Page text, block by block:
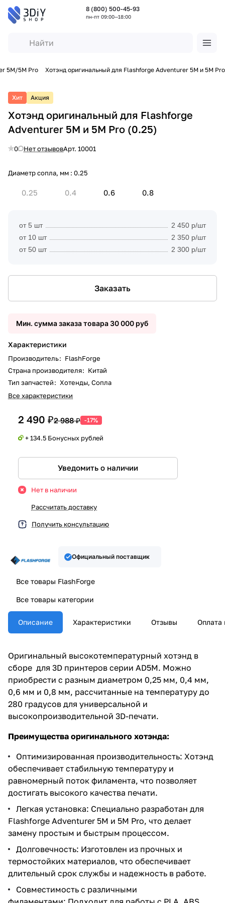
8 (800) 500-45-93
пн-пт 09:00—18:00
5M/5M Pro Хотэнд оригинальный для Flashforge Adventurer 5M и 5M Pro
Хит Акция
Хотэнд оригинальный для Flashforge
Adventurer 5M и 5M Pro (0.25)
0 Нет отзывовАрт. 10001
Диаметр сопла, мм : 0.25
0.25 0.4 0.6 0.8
от 5 шт
2 450 р/шт
от 10 шт
2 350 р/шт
от 50 шт
2 300 р/шт
Заказать
Мин. сумма заказа товара 30 000 руб
Характеристики
Производитель: FlashForge
Страна производителя: Китай
Тип запчастей: Хотенды, Сопла
Все характеристики
2 490 ₽2 988 ₽ -17%
+ 134.5 Бонусных рублей
Уведомить о наличии
Нет в наличии
Рассчитать доставку
Получить консультацию
Официальный поставщик
Все товары FlashForge
Все товары категории
Описание Характеристики Отзывы Оплата
Оригинальный высокотемпературный хотэнд в
сборе для 3D принтеров серии AD5M. Можно
приобрести с разным диаметром 0,25 мм, 0,4 мм,
0,6 мм и 0,8 мм, рассчитанные на температуру до
280 градусов для универсальной и
высокопроизводительной 3D-печати.
Преимущества оригинального хотэнда:
Оптимизированная производительность: Хотэнд
обеспечивает стабильную температуру и
равномерный поток филамента, что позволяет
достигать высокого качества печати.
Легкая установка: Специально разработан для
Flashforge Adventurer 5M и 5M Pro, что делает
замену простым и быстрым процессом.
Долговечность: Изготовлен из прочных и
термостойких материалов, что обеспечивает
длительный срок службы и надежность в работе.
Совместимость с различными